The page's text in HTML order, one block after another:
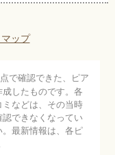
ップ
で確認できた、ピア
したものです。各
などは、その当時
できなくなってい
最新情報は、各ピ